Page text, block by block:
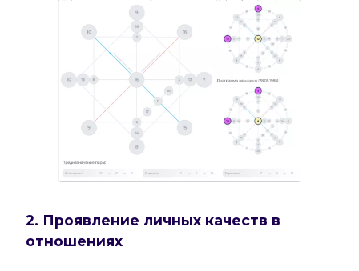
2. Проявление личных качеств в
отношениях